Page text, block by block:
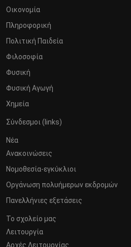
Οικονομία
Πληροφορική
Πολιτική Παιδεία
Φιλοσοφία
Φυσική
Φυσική Αγωγή
Χημεία
Σύνδεσμοι (links)
Νέα
Ανακοινώσεις
Νομοθεσία-εγκύκλιοι
Οργάνωση πολυήμερων εκδρομών
Πανελλήνιες εξετάσεις
Το σχολείο μας
Λειτουργία
Αρχές Λειτουργίας